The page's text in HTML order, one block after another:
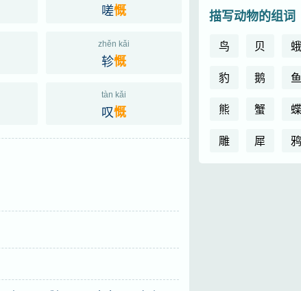
嗟慨
zhěn kǎi
轸慨
tàn kǎi
叹慨
描写动物的组词
鸟 贝 蛾
豹
鹅 鱼
熊
蟹 蝶
雕
犀 鸦